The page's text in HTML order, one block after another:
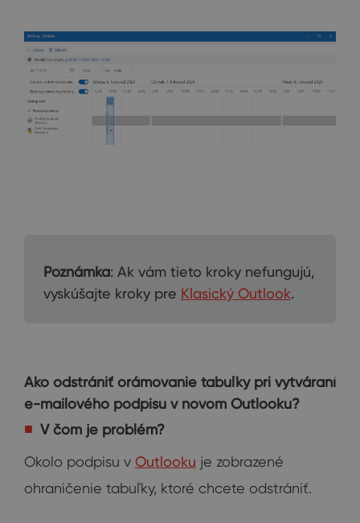
Poznámka: Ak vám tieto kroky nefungujú,
vyskúšajte kroky pre Klasický Outlook.
Ako odstrániť orámovanie tabuľky pri vytváraní
e-mailového podpisu v novom Outlooku?
V čom je problém?
Okolo podpisu v Outlooku je zobrazené
ohraničenie tabuľky, ktoré chcete odstrániť.